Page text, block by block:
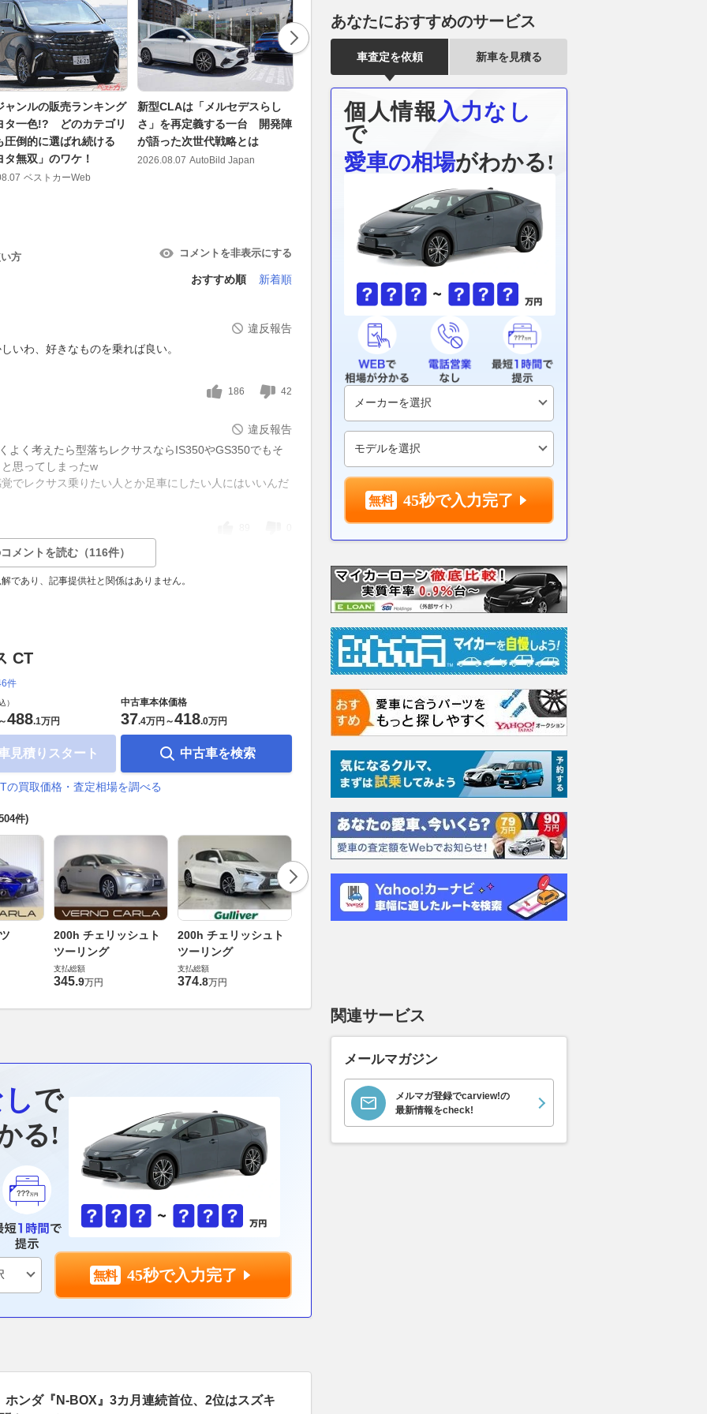
ャンルの販売ランキング
タ一色!? どのカテゴリ
圧倒的に選ばれ続ける
タ無双」のワケ！
ベストカーWeb
新型CLAは「メルセデスらし
さ」を再定義する一台 開発陣
が語った次世代戦略とは
2026.08.07 AutoBild Japan
この橋ぜ～んぶ「塗装剥がして
塗り直し！」1日16万台が走る
首都高「作り直せない橋」老朽
化対策みてきた 鉄骨1700本 現
場はまるで巨大ジャングルジム
乗りものニュース
アゼルバイジャンGPで”全く別
物”のマシンを投入するウイリ
せず「問題解決は無理だろう
ね」
2026.08.07 motorsport.com 日本版
方 コメントを非表示にする
おすすめ順 新着順
違反報告
いわ、好きなものを乗れば良い。
186 42
違反報告
よく考えたら型落ちレクサスならIS350やGS350でもそ
思ってしまったw
でレクサス乗りたい人とか足車にしたい人にはいいんだ
メントを読む（116件）
であり、記事提供社と関係はありません。
CT
件
）
488.1万円
見積りスタート
中古車本体価格
37.4万円 ～418.0万円
中古車を検索
の買取価格・査定相場を調べる
件)
200h チェリッシュト
ツーリング
支払総額
345.9万円
200h チェリッシュト
ツーリング
支払総額
374.8万円
で
る!
45秒で入力完了
ホンダ『N-BOX』3カ月連続首位、2位はスズキ
あなたにおすすめのサービス
車査定を依頼 新車を見積る
個人情報 入力なし
で
愛車の相場がわかる!
45秒で入力完了
関連サービス
メールマガジン
メルマガ登録でcarview!の
最新情報をcheck!